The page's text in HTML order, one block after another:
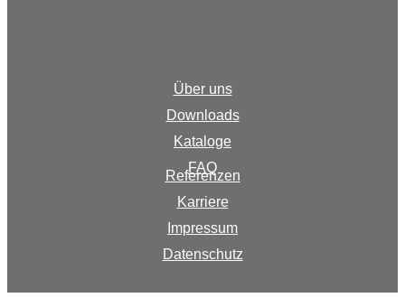
Über uns
Downloads
Kataloge
FAQ
Referenzen
Karriere
Impressum
Datenschutz